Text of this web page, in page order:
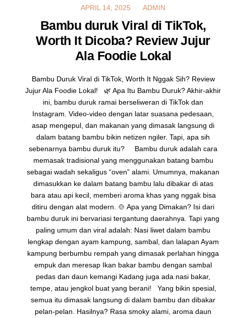
APRIL 14, 2025
APRIL 14, 2025 ADMIN
Bambu duruk Viral di TikTok,
Worth It Dicoba? Review Jujur
Ala Foodie Lokal
Bambu Duruk Viral di TikTok, Worth It Nggak Sih? Review
Jujur Ala Foodie Lokal! 🌿 Apa Itu Bambu Duruk? Akhir-akhir
ini, bambu duruk ramai berseliweran di TikTok dan
Instagram. Video-video dengan latar suasana pedesaan,
asap mengepul, dan makanan yang dimasak langsung di
dalam batang bambu bikin netizen ngiler. Tapi, apa sih
sebenarnya bambu duruk itu? Bambu duruk adalah cara
memasak tradisional yang menggunakan batang bambu
sebagai wadah sekaligus “oven” alami. Umumnya, makanan
dimasukkan ke dalam batang bambu lalu dibakar di atas
bara atau api kecil, memberi aroma khas yang nggak bisa
ditiru dengan alat modern. 🍲 Apa yang Dimakan? Isi dari
bambu duruk ini bervariasi tergantung daerahnya. Tapi yang
paling umum dan viral adalah: Nasi liwet dalam bambu
lengkap dengan ayam kampung, sambal, dan lalapan Ayam
kampung berbumbu rempah yang dimasak perlahan hingga
empuk dan meresap Ikan bakar bambu dengan sambal
pedas dan daun kemangi Kadang juga ada nasi bakar,
tempe, atau jengkol buat yang berani! Yang bikin spesial,
semua itu dimasak langsung di dalam bambu dan dibakar
pelan-pelan. Hasilnya? Rasa smoky alami, aroma daun